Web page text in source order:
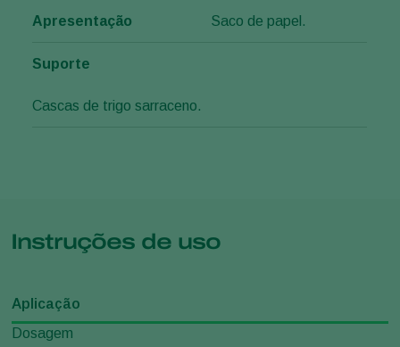
Apresentação Saco de papel.
Suporte
Cascas de trigo sarraceno.
Instruções de uso
Aplicação
Dosagem